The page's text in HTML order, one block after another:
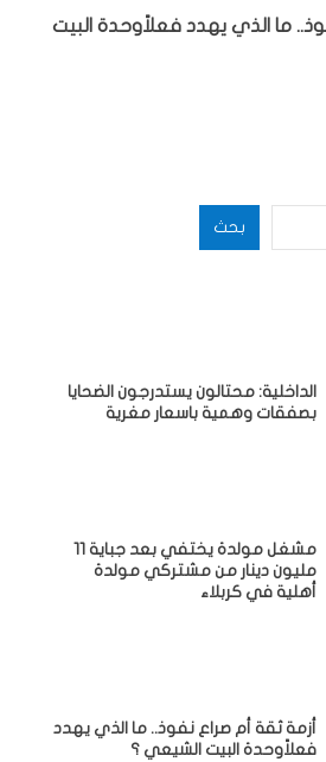
ما الذي يهدد فعلاًوحدة البيت
بحث
الداخلية: محتالون يستدرجون الضحايا
بصفقات وهمية باسعار مغرية
مشغل مولدة يختفي بعد جباية 11
مليون دينار من مشتركي مولدة
أهلية في كربلاء
أزمة ثقة أم صراع نفوذ.. ما الذي يهدد
فعلاًوحدة البيت الشيعي ؟